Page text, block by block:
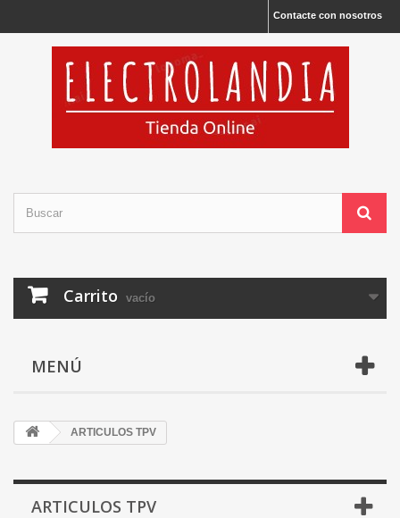
Contacte con nosotros
Carrito vacío
MENÚ
ARTICULOS TPV
ARTICULOS TPV